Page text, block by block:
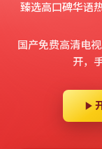
臻选高口碑华语
国产免费高清电
开，